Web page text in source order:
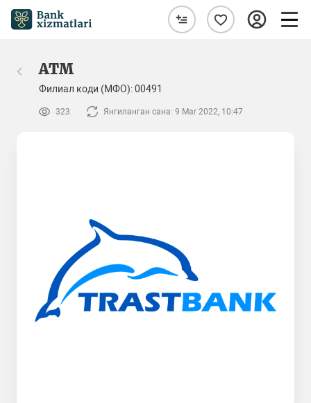
ATM
Филиал коди (МФО): 00491
323 Янгиланган сана: 9 Mar 2022, 10:47